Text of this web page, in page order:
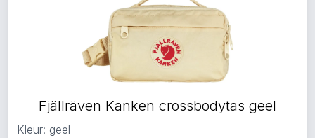
Fjällräven Kanken crossbodytas geel
Kleur: geel